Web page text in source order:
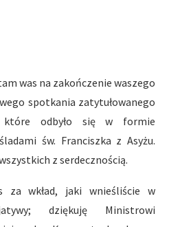
was na zakończenie waszego
spotkania zatytułowanego
które odbyło się w formie
św. Franciszka z Asyżu.
z serdecznością.
za wkład, jaki wnieśliście w
dziękuję Ministrowi